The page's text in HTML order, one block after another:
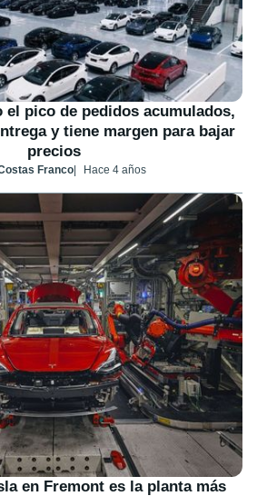
el pico de pedidos acumulados,
y tiene margen para bajar
precios
Franco Hace 4 años
en Fremont es la planta más